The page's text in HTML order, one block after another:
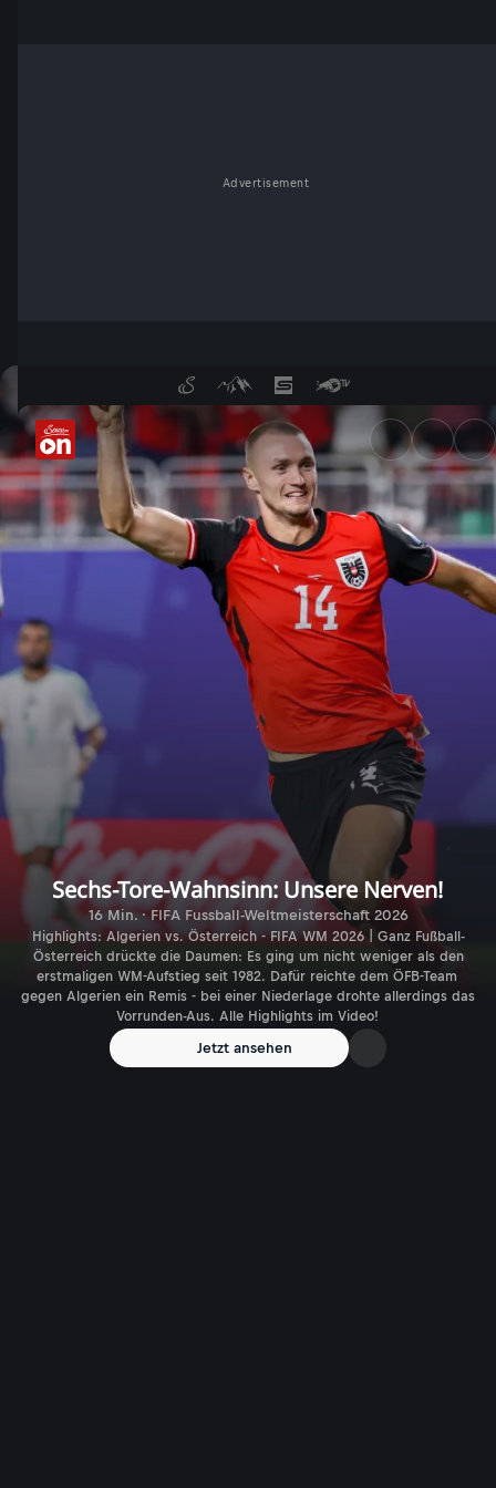
Advertisement
Sechs-Tore-Wahnsinn:
Sechs-Tore-Wahnsinn: Unsere Nerven!
16 Min. · FIFA Fussball-Weltmeisterschaft 2026
Highlights: Algerien vs. Österreich - FIFA WM 2026 | Ganz Fußball-
Österreich drückte die Daumen: Es ging um nicht weniger als den
erstmaligen WM-Aufstieg seit 1982. Dafür reichte dem ÖFB-Team
gegen Algerien ein Remis - bei einer Niederlage drohte allerdings das
Vorrunden-Aus. Alle Highlights im Video!
Jetzt ansehen